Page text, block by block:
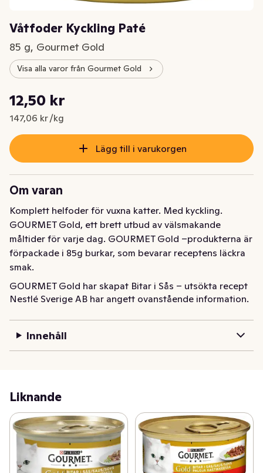
Våtfoder Kyckling Paté
85 g, Gourmet Gold
Visa alla varor från Gourmet Gold
Nuvarande pris är: 12,50 kr
12,50 kr
147,06 kr /kg
Styckpris: 147,06 kr /kg
Lägg till i varukorgen
Om varan
Komplett helfoder för vuxna katter. Med kyckling.
GOURMET Gold, ett brett utbud av välsmakande
måltider för varje dag. GOURMET Gold –produkterna är
förpackade i 85g burkar, som bevarar receptens läckra
smak.
GOURMET Gold har skapat Bitar i Sås – utsökta recept
som skämmer bort din katts sofistikerade smaklökar
långsamt tillagade till perfektion. Serverade i en
mjuk, sammetslen njutning!
Nestlé Sverige AB har angett ovanstående information.
Innehåll
Liknande